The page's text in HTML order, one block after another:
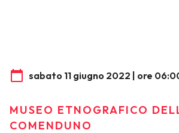
sabato 11 giugno 2022 | ore
MUSEO ETNOGRAFICO
COMENDUNO